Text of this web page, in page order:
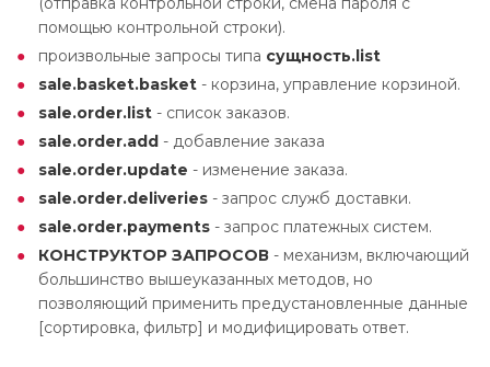
помощью контрольной строки).
произвольные запросы типа сущность.list
sale.basket.basket - корзина, управление корзиной.
sale.order.list - список заказов.
sale.order.add - добавление заказа
sale.order.update - изменение заказа.
sale.order.deliveries - запрос служб доставки.
sale.order.payments - запрос платежных систем.
КОНСТРУКТОР ЗАПРОСОВ - механизм, включающий
большинство вышеуказанных методов, но
позволяющий применить предустановленные данные
[сортировка, фильтр] и модифицировать ответ.